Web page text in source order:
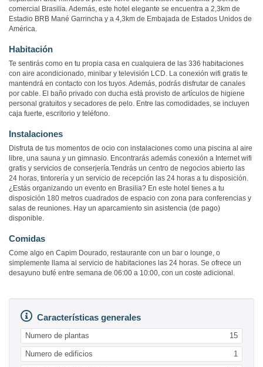
comercial Brasilia. Además, este hotel elegante se encuentra a 2,3km de
Estadio BRB Mané Garrincha y a 4,3km de Embajada de Estados Unidos de
América.
Habitación
Te sentirás como en tu propia casa en cualquiera de las 336 habitaciones
con aire acondicionado, minibar y televisión LCD. La conexión wifi gratis te
mantendrá en contacto con los tuyos. Además, podrás disfrutar de canales
por cable. El baño privado con ducha está provisto de artículos de higiene
personal gratuitos y secadores de pelo. Entre las comodidades, se incluyen
caja fuerte, escritorio y teléfono.
Instalaciones
Disfruta de tus momentos de ocio con instalaciones como una piscina al aire
libre, una sauna y un gimnasio. Encontrarás además conexión a Internet wifi
gratis y servicios de conserjería.Tendrás un centro de negocios abierto las
24 horas, tintorería y un servicio de recepción las 24 horas a tu disposición.
¿Estás organizando un evento en Brasilia? En este hotel tienes a tu
disposición 180 metros cuadrados de espacio con zona para conferencias y
salas de reuniones. Hay un aparcamiento sin asistencia (de pago)
disponible.
Comidas
Come algo en Capim Dourado, restaurante con un bar o lounge, o
simplemente llama al servicio de habitaciones las 24 horas. Se ofrece un
desayuno bufé entre semana de 06:00 a 10:00, con un coste adicional.
Características generales
Numero de plantas 15
Numero de edificios 1